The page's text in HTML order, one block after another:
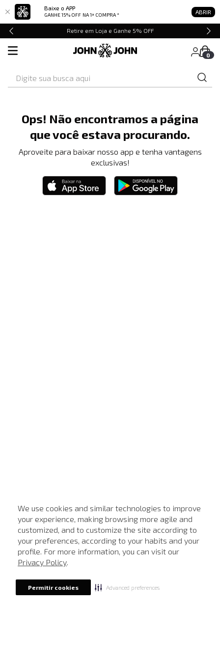
Baixe o APP
GANHE 15% OFF NA 1ª COMPRA * ABRIR
We use cookies and similar technologies to improve
your experience, making browsing more agile and
customized, and to customize the site according to
your preferences, according to your habits and your
profile. For more information, you can visit our
Privacy Policy.
Permitir cookies Advanced preferences
Retire em Loja e Ganhe 5% OFF
0
Ops! Não encontramos a página
que você estava procurando.
Aproveite para baixar nosso app e tenha vantagens
exclusivas!